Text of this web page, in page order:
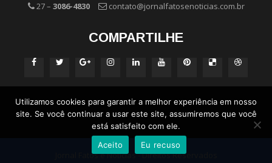
27 – 3086-4830 contato@jornalfatosenoticias.com.br
COMPARTILHE
Jornal Fatos e Notícias - Direitos Reservados
Utilizamos cookies para garantir a melhor experiência em nosso
site. Se você continuar a usar este site, assumiremos que você
está satisfeito com ele.
Aceito
Eu recuso